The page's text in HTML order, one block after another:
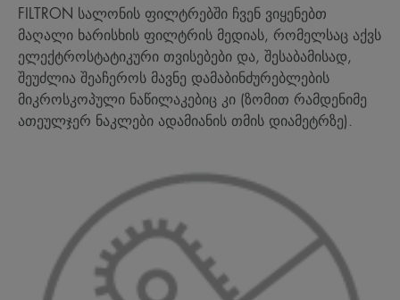
FILTRON სალონის ფილტრებში ჩვენ ვიყენებთ
მაღალი ხარისხის ფილტრის მედიას, რომელსაც აქვს
ელექტროსტატიკური თვისებები და, შესაბამისად,
შეუძლია შეაჩეროს მავნე დამაბინძურებლების
მიკროსკოპული ნაწილაკებიც კი (ზომით რამდენიმე
ათეულჯერ ნაკლები ადამიანის თმის დიამეტრზე).